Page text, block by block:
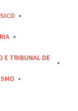
E TRIBUNAL DE